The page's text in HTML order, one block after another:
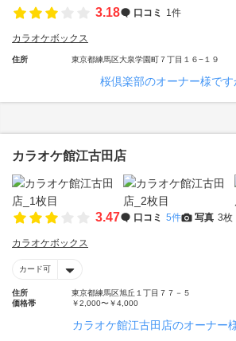
3.18
口コミ 1件
カラオケボックス
住所 東京都練馬区大泉学園町７丁目１６−１９
桜倶楽部のオーナー様です
カラオケ館江古田店
3.47 口コミ 5件 写真 3枚
カラオケボックス
カード可
住所
東京都練馬区旭丘１丁目７７－５
価格帯
￥2,000〜￥4,000
カラオケ館江古田店のオーナー